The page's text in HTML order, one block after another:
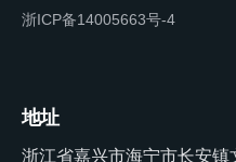
浙ICP备14005663号-4
地址
浙江省嘉兴市海宁市长安镇